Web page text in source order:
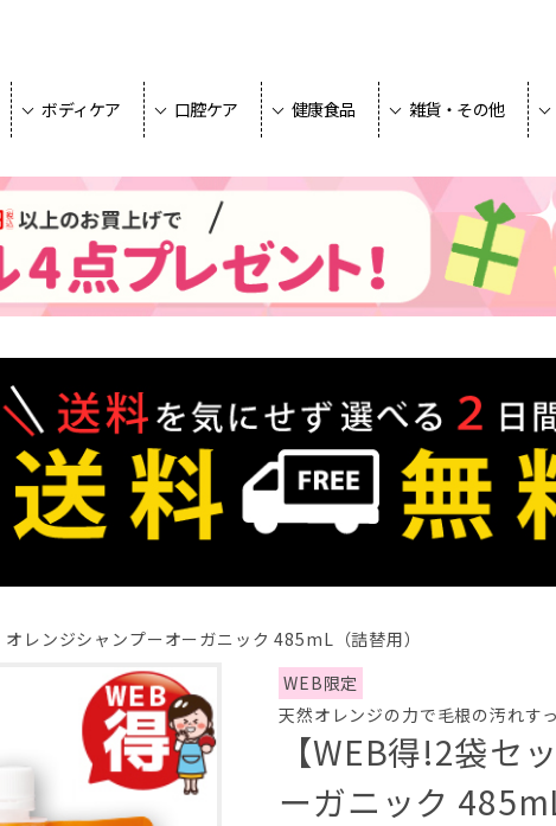
ボディケア 口腔ケア 健康食品 雑貨・その他
オレンジシャンプーオーガニック 485mL（詰替用）
WEB限定
天然オレンジの力で毛根の汚れす
【WEB得!2袋セ
ーガニック